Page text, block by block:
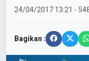
24/04/201713:21 -
Bagikan :